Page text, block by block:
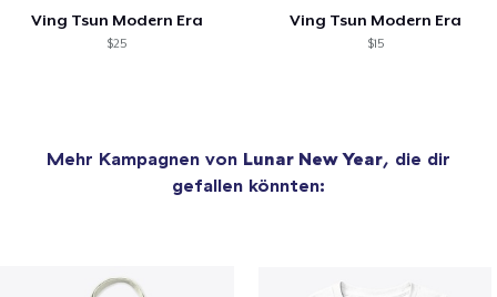
Ving Tsun Modern Era
$25
Ving Tsun Modern Era
$15
Mehr Kampagnen von Lunar New Year, die dir
gefallen könnten: